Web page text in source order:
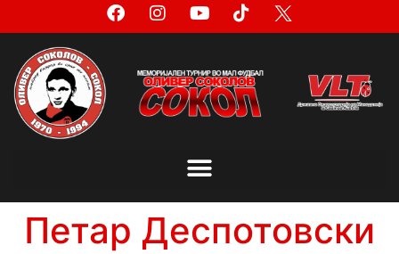
Петар Деспотовски